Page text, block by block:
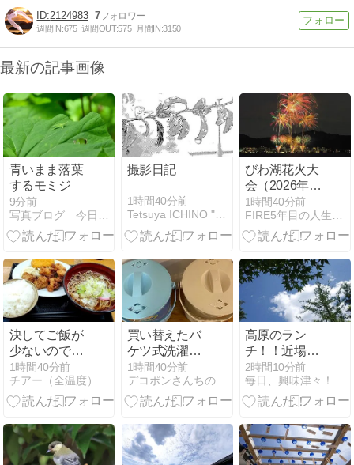
2124983 7
週間IN:675 週間OUT:575 月間IN:3150
最新の記事画像
青いまま落葉
するモミジ
9分前
写真ブログ 今日の一枚
撮影日記
1時間40分前
Tetsuya ICHINO " M o m e n t "
びわ湖花火大
会（2026年）
の写真撮影
1時間40分前
FIRE5年目の人生ゲーム、登山旅行と写真・カメラ
決してご飯が
少ないのでは
ない
1時間40分前
チアー（全温度）
買い替えたバ
ケツ式洗濯機
の嬉しかった
点３つ。
1時間40分前
デコポンさんちの家族日記
高原のラン
チ！！近場で
のんびり、美
味しいもの巡
り！！
2時間10分前
毎日、興味津々！